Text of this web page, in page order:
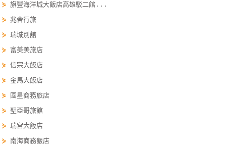
服
務
客
滿
意
度
訂
⋟旗豐海洋城大飯店高雄駁二館...
⋟兆舍行旅
⋟瑞城別舘
⋟ 富美美旅店
⋟信宗大飯店
⋟金馬大飯店
⋟
國星商務旅店
⋟聖亞哥旅館
⋟瑞宮大飯店
⋟南海商務飯店